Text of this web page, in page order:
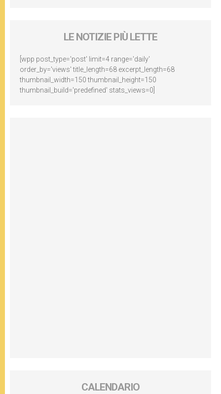
LE NOTIZIE PIÙ LETTE
[wpp post_type='post' limit=4 range='daily'
order_by='views' title_length=68 excerpt_length=68
thumbnail_width=150 thumbnail_height=150
thumbnail_build='predefined' stats_views=0]
CALENDARIO